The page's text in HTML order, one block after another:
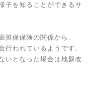
子を知ることができるサ
担保保険の関係から、
行われているようです。
いとなった場合は地盤改